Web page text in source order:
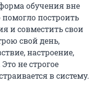
обучения вне
помогло построить
и совместить свои
свой день,
настроение,
не строгое
в систему.